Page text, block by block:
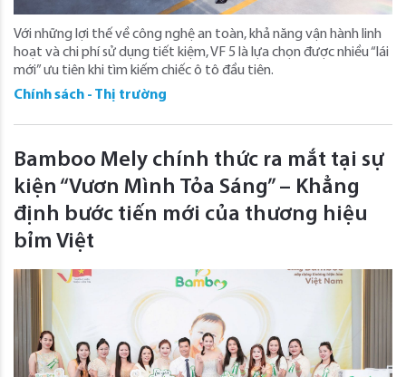
Với những lợi thế về công nghệ an toàn, khả năng vận hành linh
hoạt và chi phí sử dụng tiết kiệm, VF 5 là lựa chọn được nhiều “lái
mới” ưu tiên khi tìm kiếm chiếc ô tô đầu tiên.
Chính sách - Thị trường
Bamboo Mely chính thức ra mắt tại sự
kiện “Vươn Mình Tỏa Sáng” – Khẳng
định bước tiến mới của thương hiệu
bỉm Việt